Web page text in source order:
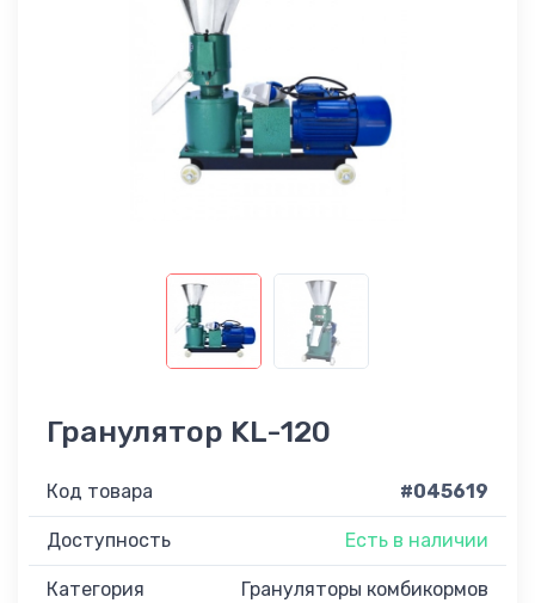
Гранулятор KL-120
Код товара #045619
Доступность Есть в наличии
Категория Грануляторы комбикормов